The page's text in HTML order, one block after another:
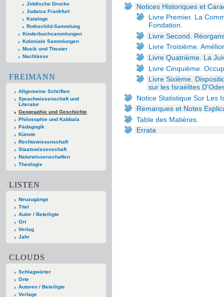
Jiddische Drucke
Judaica Frankfurt
Kataloge
Rothschild-Sammlung
Kinderbuchsammlungen
Koloniale Sammlungen
Musik und Theater
Nachlässe
FREIMANN
Allgemeine Schriften
Sprachwissenschaft und
Literatur
Geographie und Geschichte
Philosophie und Kabbala
Pädagogik
Künste
Rechtswissenschaft
Staatswissenschaft
Naturwissenschaften
Theologie
LISTEN
Neuzugänge
Titel
Autor / Beteiligte
Ort
Verlag
Jahr
CLOUDS
Schlagwörter
Orte
Autoren / Beteiligte
Verlage
Notices Historiques et
Livre Premier. La
Fondation.
Livre Second.
Livre Troisième.
Livre Quatrième. La
Livre Cinquième.
Livre Sixième.
sur les Israélites
Notice Statistique Sur Les
Remarques et Notes
Table des Matières.
Errata